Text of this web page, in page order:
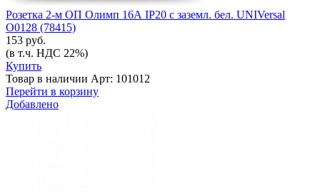
Розетка 2-м ОП Олимп 16А IP20 с заземл. бел. UNIVersal
О0128 (78415)
153 руб.
(в т.ч. НДС 22%)
Купить
Товар в наличии Арт: 101012
Перейти в корзину
Добавлено